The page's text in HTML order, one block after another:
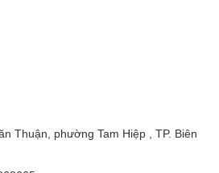
Thuận, phường Tam Hiệp , TP. Biên